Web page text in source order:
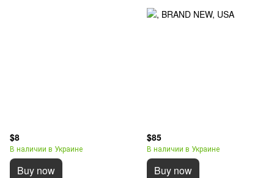
$8
В наличии в Украине
Buy now
$85
В наличии в Украине
Buy now